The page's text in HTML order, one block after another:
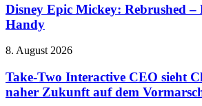
Old
Fashioned
neuen
Mickey:
Rebrushed
–
auf
Handy
Disney Epic Mickey: Rebrushed –
Handy
Take-
Interactive
CEO
sieht
8. August 2026
Take-Two Interactive CEO sieht
naher Zukunft auf dem